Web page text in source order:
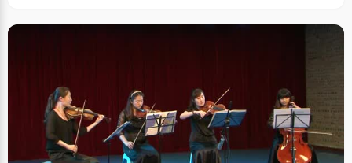
告诉我们"，并在家中营造了一种民主的氛围，大家常常一起讨论事情，所以
周蕾很习惯性的把什么事情都告诉妈妈。高中的时候，周蕾每天回家跟妈妈
聊天的时候，会把学校发生的事情都跟妈妈说，妈妈以过来人的经验敏锐的
发现了一些异常："这个帮你拿书的男孩子肯定对你有意思呢。"迟钝的周蕾
不以为然，但过几天之后，那个男孩子的表白短信证实了妈妈的正确性。"每
次妈妈都能抓住一些蛛丝马迹，先知先觉，我就比较迟钝了，只有在收到短